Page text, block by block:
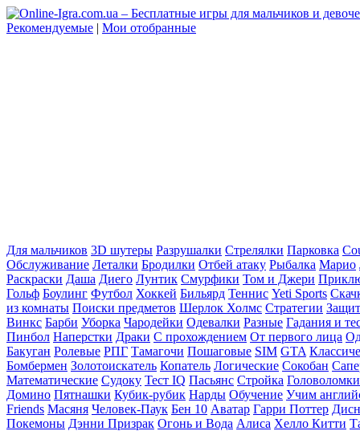
Рекомендуемые | Мои отобранные
Для мальчиков 3D шутеры Разрушалки Стрелялки Парковка
Обслуживание Леталки Бродилки Отбей атаку Рыбалка Марио
Раскраски Даша Диего Лунтик Смурфики Том и Джери
Гольф Боулинг Футбол Хоккей Бильярд Теннис Yeti Sports
из комнаты Поиски предметов Шерлок Холмс Стратегии
Винкс Барби Уборка Чародейки Одевалки Разные Гадания и
Пинбол Наперстки Драки С прохождением От первого лица
Бакуган Ролевые РПГ Тамагочи Пошаговые SIM GTA
Бомбермен Золотоискатель Копатель Логические Сокобан
Математические Судоку Тест IQ Пасьянс Стройка Головоломки
Домино Пятнашки Кубик-рубик Нарды Обучение Учим
Friends Масяня Человек-Паук Бен 10 Аватар Гарри Поттер
Покемоны Дэнни Призрак Огонь и Вода Алиса Хелло Китти